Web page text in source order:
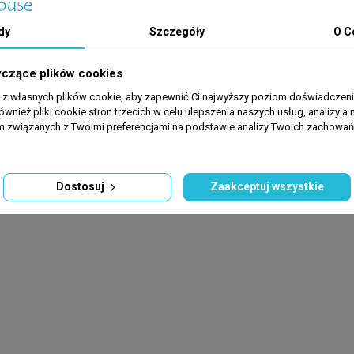
żywi się glonami porastającymi skały oraz drobnymi
dla roślinożerców. Dietę należy uzupełniać mrożonkami
nie tylko pożywienie (glony), ale przede wszystkim
trzyma się ją pojedynczo.
Szczegóły O
plików cookies
z własnych plików cookie, aby zapewnić Ci najwyższy poziom
pliki cookie stron trzecich w celu ulepszenia naszych usług, analizy a
związanych z Twoimi preferencjami na podstawie analizy Twoich
Dostosuj Zaakceptuj wszystkie